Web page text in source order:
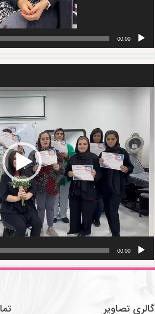
00:00
00:00
گالری تصاویر